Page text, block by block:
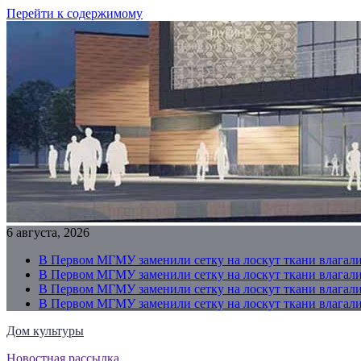
Перейти к содержимому
6 августа, 2026
В Первом МГМУ заменили сетку на лоскут ткани
В Первом МГМУ заменили сетку на лоскут ткани
В Первом МГМУ заменили сетку на лоскут ткани
В Первом МГМУ заменили сетку на лоскут ткани
Дом культуры
Новостная рассылка